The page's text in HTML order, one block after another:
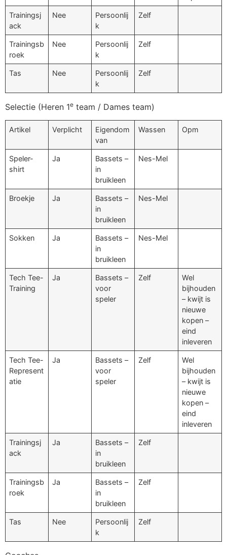
Trainingsj
ack
Nee
Persoonlij
k
Zelf
Trainingsb
roek
Nee
Persoonlij
k
Zelf
Tas Nee
Persoonlij
k
Zelf
Selectie (Heren 1e team / Dames team)
Artikel Verplicht
Eigendom
van
Wassen Opm
Speler-
shirt
Ja
Bassets –
in
bruikleen
Nes-Mel
Broekje Ja
Bassets –
in
bruikleen
Nes-Mel
Sokken Ja
Bassets –
in
bruikleen
Nes-Mel
Tech Tee-
Training
Ja
Bassets –
voor
speler
Zelf
Wel
bijhouden
– kwijt is
nieuwe
kopen –
eind
inleveren
Tech Tee-
Represent
atie
Ja
Bassets –
voor
speler
Zelf
Wel
bijhouden
– kwijt is
nieuwe
kopen –
eind
inleveren
Trainingsj
ack
Ja
Bassets –
in
bruikleen
Zelf
Trainingsb
roek
Ja
Bassets –
in
bruikleen
Zelf
Tas Nee
Persoonlij
k
Zelf